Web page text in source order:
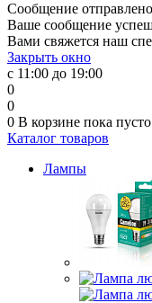
Сообщение отправлено
Ваше сообщение
Вами свяжется наш
Закрыть окно
с 11:00 до 19:00
0
0
0 В корзине пока пусто
Каталог товаров
Лампы